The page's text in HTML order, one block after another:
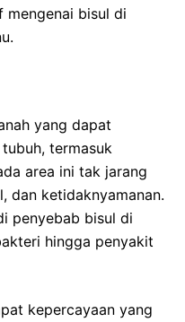
mengenai bisul di
yang dapat
termasuk
area ini tak jarang
dan ketidaknyamanan.
penyebab bisul di
hingga penyakit
kepercayaan yang